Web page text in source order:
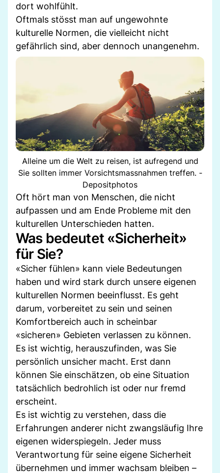
dort wohlfühlt.
Oftmals stösst man auf ungewohnte
kulturelle Normen, die vielleicht nicht
gefährlich sind, aber dennoch unangenehm.
Alleine um die Welt zu reisen, ist aufregend und
Sie sollten immer Vorsichtsmassnahmen treffen. -
Depositphotos
Oft hört man von Menschen, die nicht
aufpassen und am Ende Probleme mit den
kulturellen Unterschieden hatten.
Was bedeutet «Sicherheit»
für Sie?
«Sicher fühlen» kann viele Bedeutungen
haben und wird stark durch unsere eigenen
kulturellen Normen beeinflusst. Es geht
darum, vorbereitet zu sein und seinen
Komfortbereich auch in scheinbar
«sicheren» Gebieten verlassen zu können.
Es ist wichtig, herauszufinden, was Sie
persönlich unsicher macht. Erst dann
können Sie einschätzen, ob eine Situation
tatsächlich bedrohlich ist oder nur fremd
erscheint.
Es ist wichtig zu verstehen, dass die
Erfahrungen anderer nicht zwangsläufig Ihre
eigenen widerspiegeln. Jeder muss
Verantwortung für seine eigene Sicherheit
übernehmen und immer wachsam bleiben –